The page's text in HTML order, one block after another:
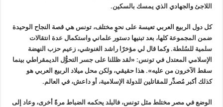
اللاجئ والجهادي الذي يمسك بالسكين.
كل دول الربيع العربي تعيسة على نحوٍ مختلف، تونس هي قصة النجاح الوحيدة
ضمن المجموعة كلها، بعد تبنيها دستور علماني واستكمال عدة انتقالات
سلمية للسُلطة. وكما قال لي مؤخرًا راشد الغنوشي، زعيم حزب النهضة
الإسلامي المعتدل في تونس: «لقد ظللنا على جسر التحوُّل الديمقراطي بينما
سقط الآخرون من عليه». هذا حقيقي، ولكن محل ميلاد الربيع العربي هو
كذلك أكبر مُصدِّر للمقاتلين للدولة الإسلامية، أو داعش، في العالم.
الوضع في مصر مختلط مثل تونس، فالبلد يحكمه الضباط مرةً أخرى، وعاد إلى